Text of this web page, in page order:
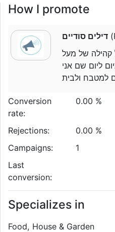
How I promote
דילים סודיים
קהילה של מעל
מיום ליום שם אני
למטבח ולבית
Conversion
rate:
0.00 %
Rejections:
0.00 %
Campaigns:
1
Last
conversion:
Specializes in
Food, House & Garden